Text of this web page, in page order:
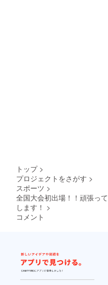
トップ >
プロジェクトをさがす >
スポーツ >
全国大会初出場！！頑張っ
します！ >
コメント